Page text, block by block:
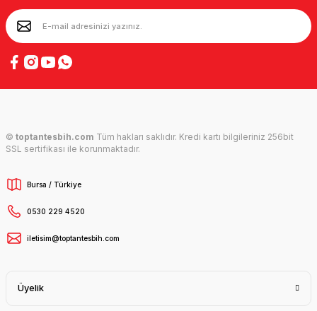
© toptantesbih.com Tüm hakları saklıdır. Kredi kartı bilgileriniz 256bit
SSL sertifikası ile korunmaktadır.
Bursa / Türkiye
0530 229 4520
iletisim@toptantesbih.com
Üyelik